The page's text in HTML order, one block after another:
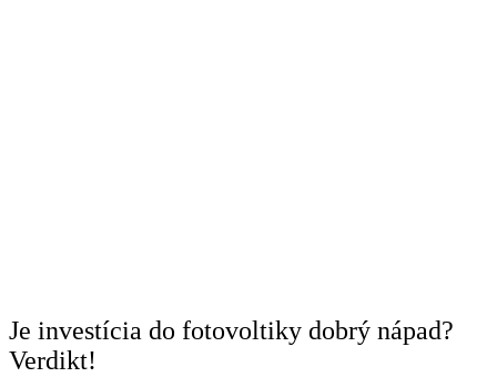
Je investícia do fotovoltiky dobrý nápad?
Verdikt!